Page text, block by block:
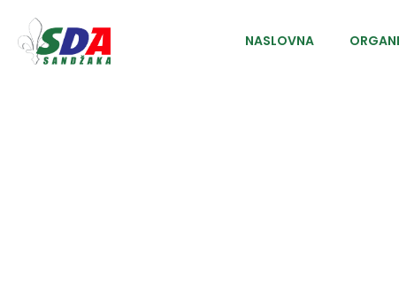
NASLOVNA